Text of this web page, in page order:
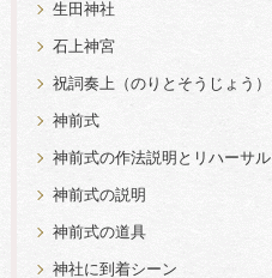
生田神社
石上神宮
祝詞奏上（のりとそうじょう）
神前式
神前式の作法説明とリハーサル
神前式の説明
神前式の道具
神社に到着シーン